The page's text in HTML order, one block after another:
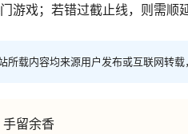
游戏；若错过截止线，则需顺
所载内容均来源用户发布或互联网转
手留余香